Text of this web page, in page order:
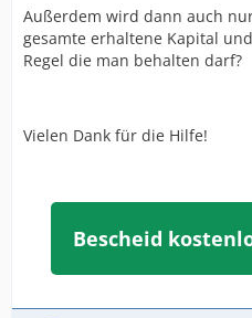
Außerdem wird dann auch
gesamte erhaltene Kapital
Regel die man behalten darf?
Vielen Dank für die Hilfe!
Bescheid